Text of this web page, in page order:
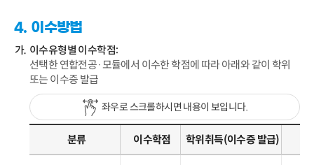
4. 이수방법
이수유형별 이수학점:
선택한 연합전공·모듈에서 이수한 학점에 따라 아래와 같이 학위
또는 이수증 발급
좌우로 스크롤하시면 내용이 보입니다.
분류 이수학점 학위취득(이수증 발급)